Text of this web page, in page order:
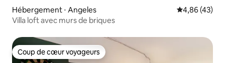
Hébergement ⋅ Angeles Évaluation
4,86 (43)
Villa loft avec murs de briques
Coup de cœur voyageurs
Coup de cœur voyageurs